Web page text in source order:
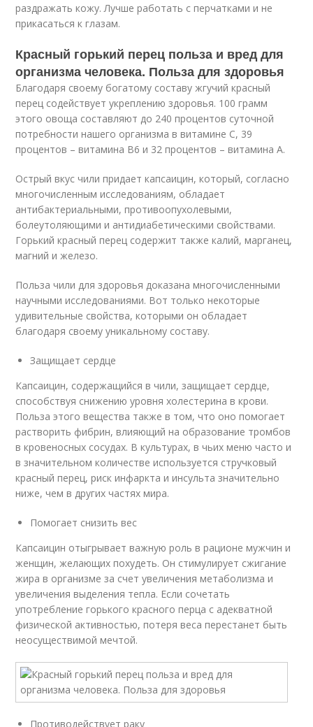
раздражать кожу. Лучше работать с перчатками и не
прикасаться к глазам.
Красный горький перец польза и вред для
организма человека. Польза для здоровья
Благодаря своему богатому составу жгучий красный
перец содействует укреплению здоровья. 100 грамм
этого овоща составляют до 240 процентов суточной
потребности нашего организма в витамине С, 39
процентов – витамина B6 и 32 процентов – витамина А.
Острый вкус чили придает капсаицин, который, согласно
многочисленным исследованиям, обладает
антибактериальными, противоопухолевыми,
болеутоляющими и антидиабетическими свойствами.
Горький красный перец содержит также калий, марганец,
магний и железо.
Польза чили для здоровья доказана многочисленными
научными исследованиями. Вот только некоторые
удивительные свойства, которыми он обладает
благодаря своему уникальному составу.
Защищает сердце
Капсаицин, содержащийся в чили, защищает сердце,
способствуя снижению уровня холестерина в крови.
Польза этого вещества также в том, что оно помогает
растворить фибрин, влияющий на образование тромбов
в кровеносных сосудах. В культурах, в чьих меню часто и
в значительном количестве используется стручковый
красный перец, риск инфаркта и инсульта значительно
ниже, чем в других частях мира.
Помогает снизить вес
Капсаицин отыгрывает важную роль в рационе мужчин и
женщин, желающих похудеть. Он стимулирует сжигание
жира в организме за счет увеличения метаболизма и
увеличения выделения тепла. Если сочетать
употребление горького красного перца с адекватной
физической активностью, потеря веса перестанет быть
неосуществимой мечтой.
Противодействует раку